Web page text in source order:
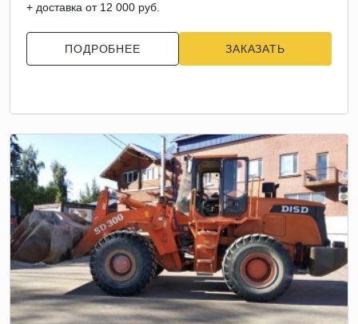
+ доставка от 12 000 руб.
ПОДРОБНЕЕ ЗАКАЗАТЬ